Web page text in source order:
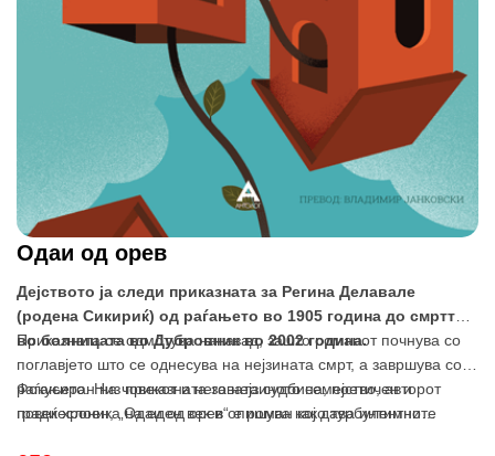
Одаи од орев
Дејството ја следи приказната за Регина Делавале
(родена Сикириќ) од раѓањето во 1905 година до смртта
во болницата во Дубровник во 2002 година.
Приказната се одмотува наназад, зашто романот почнува со
поглавјето што се однесува на нејзината смрт, а завршува со
раѓањето. Низ приказната за нејзиното семејство, авторот
гради хроника на еден век и опишува како турбулентните
Фокусиран на човекот и неговата судбина, поетичен и
повеќеслоен, „Одаи од орев“ е роман кој дава интимно